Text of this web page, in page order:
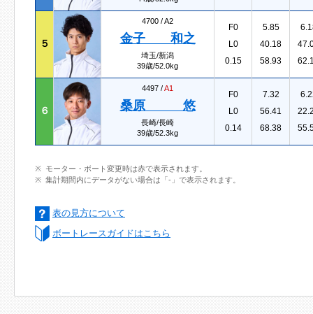
５
4700 /A2
金子 和之
埼玉/新潟
39歳/52.0kg
F0
L0
0.15
5.85
40.18
58.93
６
4497 /A1
桑原 悠
長崎/長崎
39歳/52.3kg
F0
L0
0.14
7.32
56.41
68.38
モーター・ボート変更時は赤で表示されます。
集計期間内にデータがない場合は「-」で表示されます。
表の見方について
ボートレースガイドはこちら